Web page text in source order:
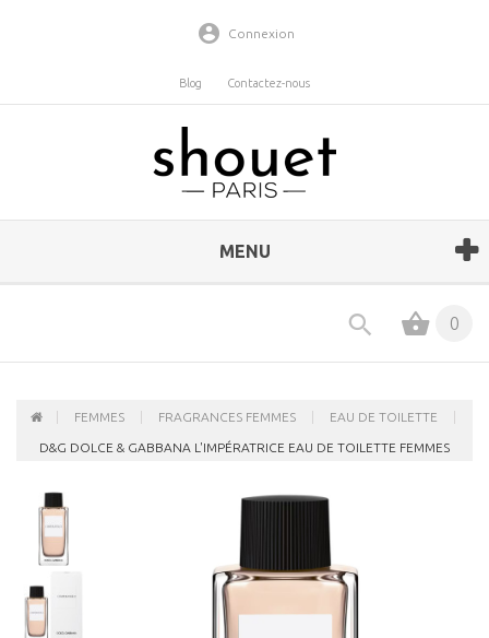
Connexion
Blog Contactez-nous
MENU
0
FEMMES FRAGRANCES FEMMES EAU DE TOILETTE
D&G DOLCE & GABBANA L'IMPÉRATRICE EAU DE TOILETTE FEMMES